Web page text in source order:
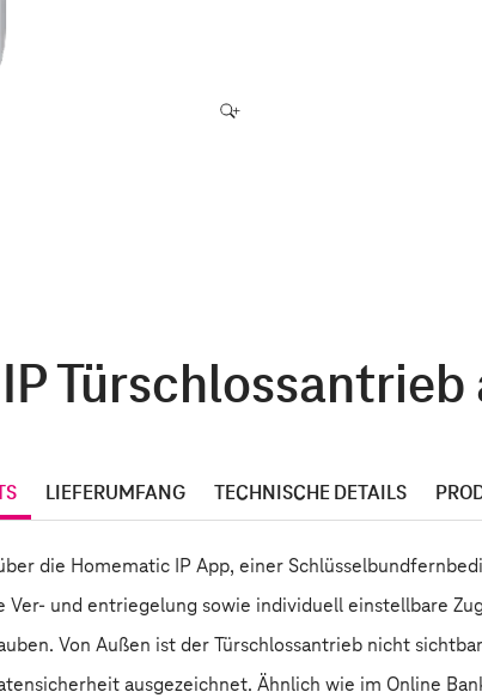
LIEFERUMFANG TECHNISCHE DETAILS
die Homematic IP App, einer
und entriegelung sowie individuell einstellbare
Von Außen ist der Türschlossantrieb nicht
ausgezeichnet. Ähnlich wie im Online